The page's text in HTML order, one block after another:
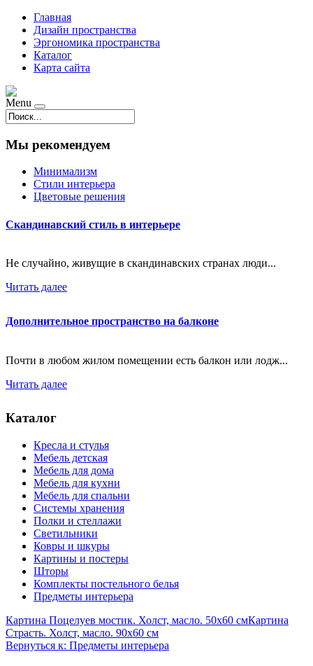
Главная
Дизайн пространства
Эргономика пространства
Каталог
Карта сайта
Menu
Мы рекомендуем
Минимализм
Стили интерьера
Цветовые решения
Скандинавский стиль в интерьере
Не случайно, живущие в скандинавских странах люди...
Читать далее
Дополнительное пространство на балконе
Почти в любом жилом помещении есть балкон или лодж...
Читать далее
Каталог
Кресла и стулья
Мебель детская
Мебель для дома
Мебель для кухни
Мебель для спальни
Системы хранения
Полки и стеллажи
Светильники
Ковры и шкуры
Картины и постеры
Шторы
Комплекты постельного белья
Предметы интерьера
Картина Поцелуев мостик. Холст, масло. 50х60 смКартина
Страсть. Холст, масло. 90х60 см
Вернуться к: Предметы интерьера